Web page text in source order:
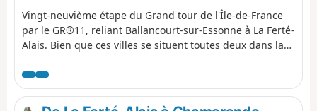
Vingt-neuvième étape du Grand tour de l'Île-de-France
par le GR®11, reliant Ballancourt-sur-Essonne à La Ferté-
Alais. Bien que ces villes se situent toutes deux dans la
plateau surplombant la vallée côté Est, dans le Parc
Naturel Régional du Gâtinais français, jusqu'au
charmant village de Mondeville. Le GR® chemine alors